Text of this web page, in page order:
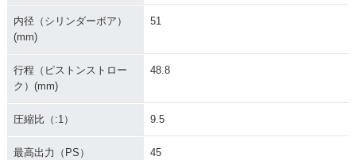
内径（シリンダーボア）
(mm)
51
行程（ピストンストロー
ク）(mm)
48.8
圧縮比（:1） 9.5
最高出力（PS） 45